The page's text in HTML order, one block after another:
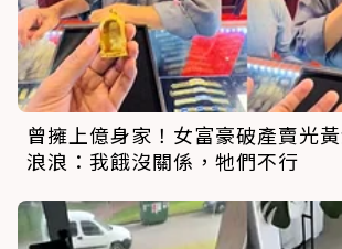
曾擁上億身家！女富豪破產賣光
浪浪：我餓沒關係，牠們不行